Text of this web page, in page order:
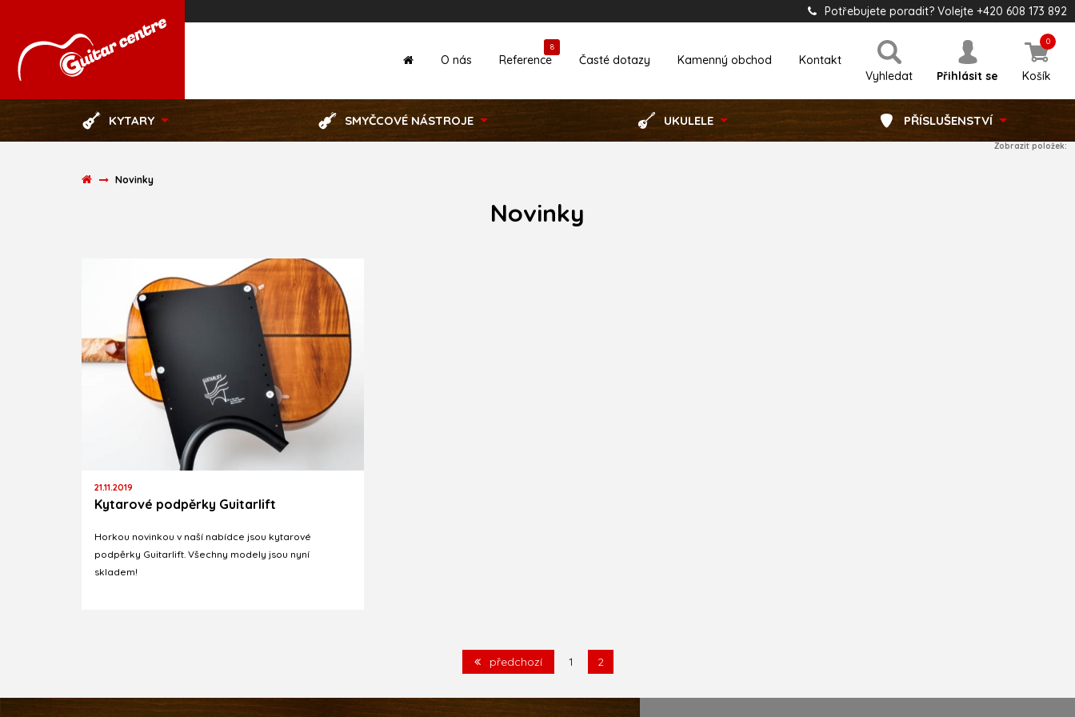
Potřebujete poradit? Volejte +420 608 173 892
Vyhledat Přihlásit se Košík
0
O nás Reference
8
Časté dotazy Kamenný obchod Kontakt
KYTARY SMYČCOVÉ NÁSTROJE UKULELE PŘÍSLUŠENSTVÍ
Zobrazit položek:
Novinky
Novinky
21.11.2019
Kytarové podpěrky Guitarlift
Horkou novinkou v naší nabídce jsou kytarové
podpěrky Guitarlift. Všechny modely jsou nyní
skladem!
předchozí 1 2